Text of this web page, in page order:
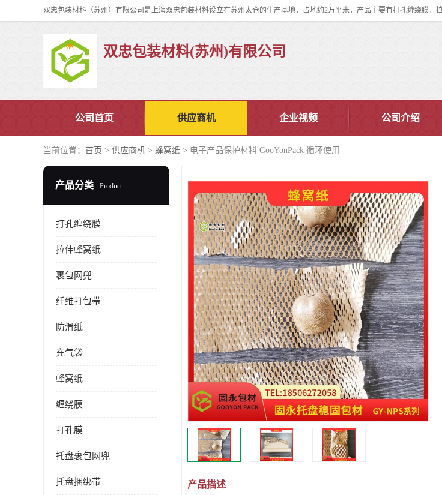
双忠包装材料(苏州)有限公司
公司首页 供应商机 企业视频 公司介绍
当前位置： 首页 > 供应商机 > 蜂窝纸 > 电子产品保护材料 GooYonPack 循环使用
产品分类 Product
打孔缠绕膜
拉伸蜂窝纸
裹包网兜
纤维打包带
防滑纸
充气袋
蜂窝纸
缠绕膜
打孔膜
托盘裹包网兜
托盘捆绑带 产品描述